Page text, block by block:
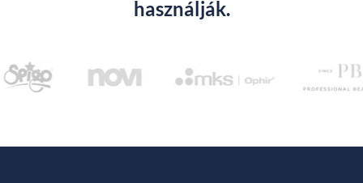
használják.